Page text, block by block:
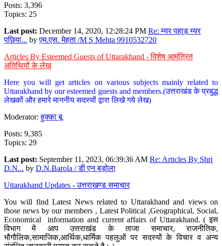
Posts: 3,396
Topics: 25
Last post: December 14, 2020, 12:28:24 PM Re: म्यर पहाड़ म्यर
पछिया... byएम.एस. मेहता /M S Mehta 9910532720
Articles By Esteemed Guests of Uttarakhand - विशेष आमंत्रित
अतिथियों के लेख
Here you will get articles on various subjects mainly related to
Uttarakhand by our esteemed guests and members.(उत्तराखंड के प्रबुद्ध
लेखकों और हमारे माननीय सदस्यों द्वारा लिखे गये लेख)
Moderator:हुक्का बू
Posts: 9,385
Topics: 29
Last post: September 11, 2023, 06:39:36 AM Re: Articles By Shri
D.N... by D.N.Barola / डी एन बड़ोला
Uttarakhand Updates - उत्तराखण्ड समाचार
You will find Latest News related to Uttarakhand and views on
those news by our members , Latest Political ,Geographical, Social,
Economical information and current affairs of Uttarakhand. ( इस
विभाग में आप उत्तराखंड के ताजा समाचार, राजनीतिक,
भौगौलिक,सामाजिक,आर्थिक,धार्मिक पहलुओं पर सदस्यों के विचार व अन्य